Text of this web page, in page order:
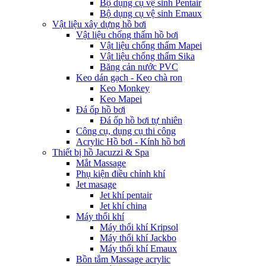
Bộ dụng cụ vệ sinh Pentair
Bộ dụng cụ vệ sinh Emaux
Vật liệu xây dựng hồ bơi
Vật liệu chống thấm hồ bơi
Vật liệu chống thấm Mapei
Vật liệu chống thấm Sika
Băng cản nước PVC
Keo dán gạch - Keo chà ron
Keo Monkey
Keo Mapei
Đá ốp hồ bơi
Đá ốp hồ bơi tự nhiên
Công cụ, dụng cụ thi công
Acrylic Hồ bơi - Kính hồ bơi
Thiết bị hồ Jacuzzi & Spa
Mắt Massage
Phụ kiện điều chỉnh khí
Jet masage
Jet khí pentair
Jet khí china
Máy thổi khí
Máy thổi khí Kripsol
Máy thổi khí Jackbo
Máy thổi khí Emaux
Bồn tắm Massage acrylic